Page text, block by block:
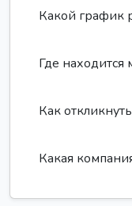
Какой график
Где находится
Как
Какая